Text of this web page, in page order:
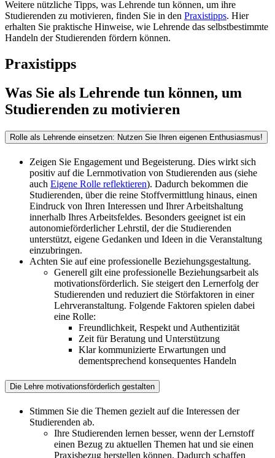
Weitere nützliche Tipps, was Lehrende tun können, um ihre
Studierenden zu motivieren, finden Sie in den Praxistipps. Hier
erhalten Sie praktische Hinweise, wie Lehrende das selbstbestimmte
Handeln der Studierenden fördern können.
Praxistipps
Was Sie als Lehrende tun können, um
Studierenden zu motivieren
Rolle als Lehrende einsetzen: Nutzen Sie Ihren eigenen Enthusiasmus!
Zeigen Sie Engagement und Begeisterung. Dies wirkt sich
positiv auf die Lernmotivation von Studierenden aus (siehe
auch Eigene Rolle reflektieren). Dadurch bekommen die
Studierenden, über die reine Stoffvermittlung hinaus, einen
Eindruck von Ihren Interessen und Ihrer Arbeitshaltung
innerhalb Ihres Arbeitsfeldes. Besonders geeignet ist ein
autonomieförderlicher Lehrstil, der die Studierenden
unterstützt, eigene Gedanken und Ideen in die Veranstaltung
einzubringen.
Achten Sie auf eine professionelle Beziehungsgestaltung.
Generell gilt eine professionelle Beziehungsarbeit als
motivationsförderlich. Sie steigert den Lernerfolg der
Studierenden und reduziert die Störfaktoren in einer
Lehrveranstaltung. Folgende Faktoren spielen dabei
eine Rolle:
Freundlichkeit, Respekt und Authentizität
Zeit für Beratung und Unterstützung
Klar kommunizierte Erwartungen und
dementsprechend konsequentes Handeln
Die Lehre motivationsförderlich gestalten
Stimmen Sie die Themen gezielt auf die Interessen der
Studierenden ab.
Ihre Studierenden lernen besser, wenn der Lernstoff
einen Bezug zu aktuellen Themen hat und sie einen
Praxisbezug herstellen können. Dadurch schaffen